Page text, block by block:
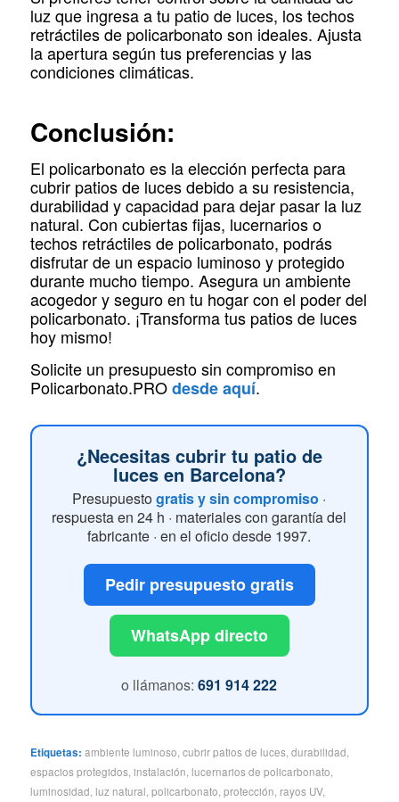
luz que ingresa a tu patio de luces, los techos
retráctiles de policarbonato son ideales. Ajusta
la apertura según tus preferencias y las
condiciones climáticas.
Conclusión:
El policarbonato es la elección perfecta para
cubrir patios de luces debido a su resistencia,
durabilidad y capacidad para dejar pasar la luz
natural. Con cubiertas fijas, lucernarios o
techos retráctiles de policarbonato, podrás
disfrutar de un espacio luminoso y protegido
durante mucho tiempo. Asegura un ambiente
acogedor y seguro en tu hogar con el poder del
policarbonato. ¡Transforma tus patios de luces
hoy mismo!
Solicite un presupuesto sin compromiso en
Policarbonato.PROdesde aquí.
¿Necesitas cubrir tu patio de
luces en Barcelona?
Presupuestogratis y sin compromiso ·
respuesta en 24 h · materiales con garantía del
fabricante · en el oficio desde 1997.
Pedir presupuesto gratis
WhatsApp directo
o llámanos:691 914 222
Etiquetas: ambiente luminoso cubrir patios de luces, durabilidad
espacios protegidos, instalación lucernarios de policarbonato
luminosidad luz natural policarbonato protección rayos UV,